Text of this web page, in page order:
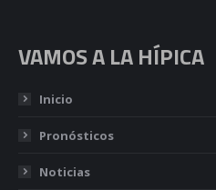
VAMOS A LA HÍPICA
Inicio
Pronósticos
Noticias